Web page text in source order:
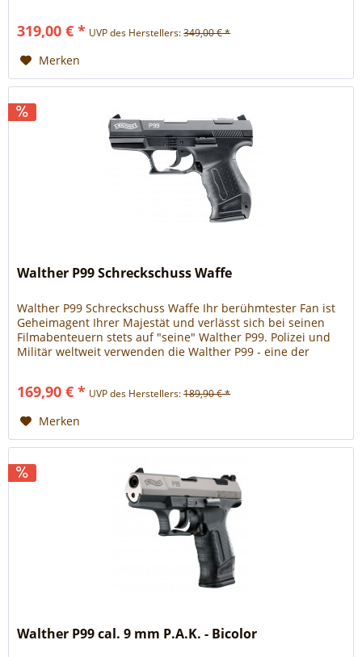
der Stahlstoßboden und der stahlverstärkte Hahn auf...
319,00 € * UVP des Herstellers:349,00 € *
Merken
Walther P99 Schreckschuss Waffe
Walther P99 Schreckschuss Waffe Ihr berühmtester Fan ist
Geheimagent Ihrer Majestät und verlässt sich bei seinen
Filmabenteuern stets auf "seine" Walther P99. Polizei und
Militär weltweit verwenden die Walther P99 - eine der
Polymer-Griffstück und ein 15-schüssiges...
169,90 € * UVP des Herstellers:189,90 € *
Merken
Walther P99 cal. 9 mm P.A.K. - Bicolor